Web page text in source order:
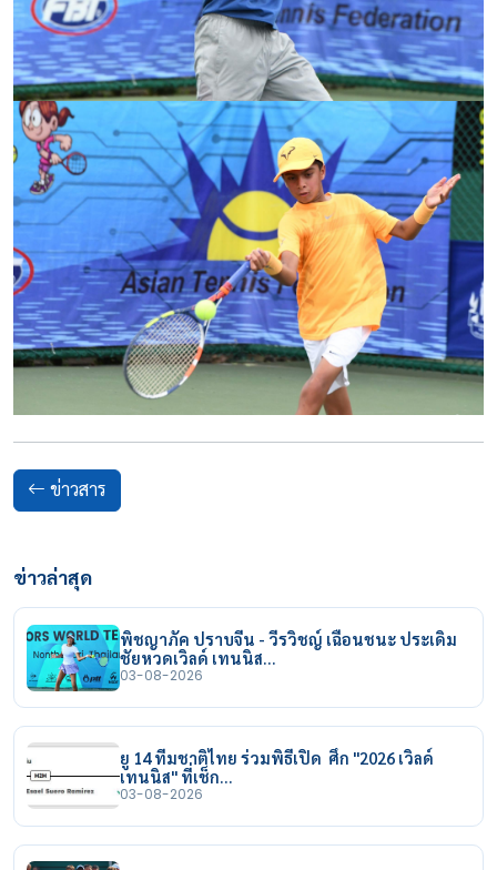
ข่าวสาร
ข่าวล่าสุด
พิชญาภัค ปราบจีน - วีรวิชญ์ เฉือนชนะ ประเดิม
ชัยหวดเวิลด์ เทนนิส…
03-08-2026
ยู 14 ทีมชาติไทย ร่วมพิธีเปิด ศึก "2026 เวิลด์
เทนนิส" ที่เช็ก…
03-08-2026